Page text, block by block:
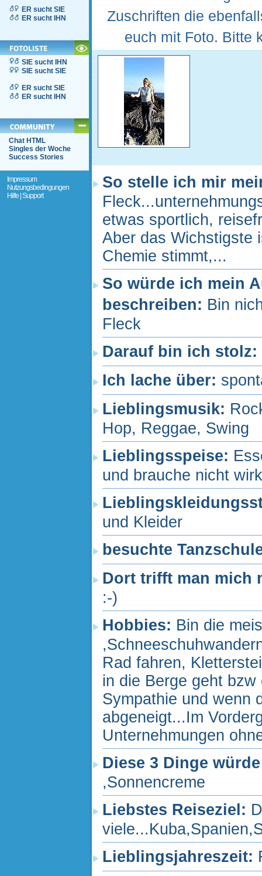
ER sucht SIE
ER sucht IHN
SIE sucht IHN
SIE sucht SIE
ER sucht SIE
ER sucht IHN
Chat HTML
Singles der Woche
Success Stories
Impressum
Nutzungsbedingungen
Hilfe | Support
Zuschriften die
euch mit Foto. Bitte
So stelle ich mir
etwas sportlich,
Aber das Wichstigste
Chemie stimmt,...
So würde ich mein
beschreiben: Bin
Fleck
Darauf bin ich stolz:
Ich lache über:
Lieblingsmusik:
Hop, Reggae, Swing
Lieblingsspeise:
und brauche nicht
und Kleider
besuchte
Dort trifft man mich
:-)
Hobbies: Bin die
Rad fahren,
in die Berge geht
Sympathie und wenn
abgeneigt...Im
Unternehmungen
Diese 3 Dinge
,Sonnencreme
Liebstes Reiseziel:
Lieblingsjahreszeit: